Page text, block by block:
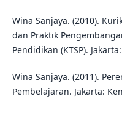
Wina Sanjaya. (2010).
dan Praktik
Pendidikan (KTSP).
Wina Sanjaya. (2011).
Pembelajaran. Jakarta: